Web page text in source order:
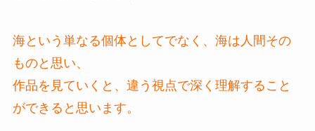
海という単なる個体としてでなく、海は人間その
ものと思い、
作品を見ていくと、違う視点で深く理解すること
ができると思います。